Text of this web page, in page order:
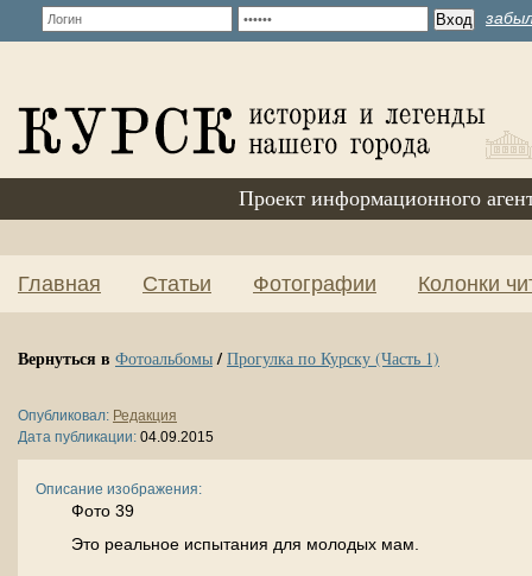
Проект информационного
Главная Статьи Фотографии Колонки
Вернуться в Фотоальбомы/ Прогулка по Курску (Часть 1)
Опубликовал: Редакция
Дата публикации: 04.09.2015
Описание изображения:
Фото 39
Это реальное испытания для молодых мам.